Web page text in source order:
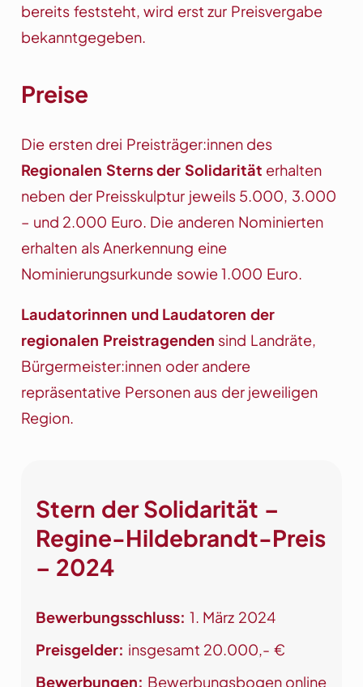
bereits feststeht, wird erst zur Preisvergabe
bekanntgegeben.
Preise
Die ersten drei Preisträger:innen des
Regionalen Sterns der Solidarität erhalten
neben der Preisskulptur jeweils 5.000, 3.000
– und 2.000 Euro. Die anderen Nominierten
erhalten als Anerkennung eine
Nominierungsurkunde sowie 1.000 Euro.
Laudatorinnen und Laudatoren der
regionalen Preistragenden sind Landräte,
Bürgermeister:innen oder andere
repräsentative Personen aus der jeweiligen
Region.
Stern der Solidarität –
Regine-Hildebrandt-Preis
– 2024
Bewerbungsschluss: 1. März 2024
Preisgelder: insgesamt 20.000,- €
Bewerbungen: Bewerbungsbogen online